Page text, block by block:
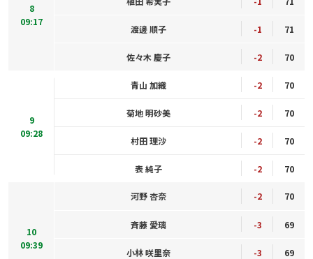
8
09:17
渡邊 順子 -1 71
佐々木 慶子 -2 70
9
09:28
青山 加織 -2 70
菊地 明砂美 -2 70
村田 理沙 -2 70
表 純子 -2 70
10
09:39
河野 杏奈 -2 70
斉藤 愛璃 -3 69
小林 咲里奈 -3 69